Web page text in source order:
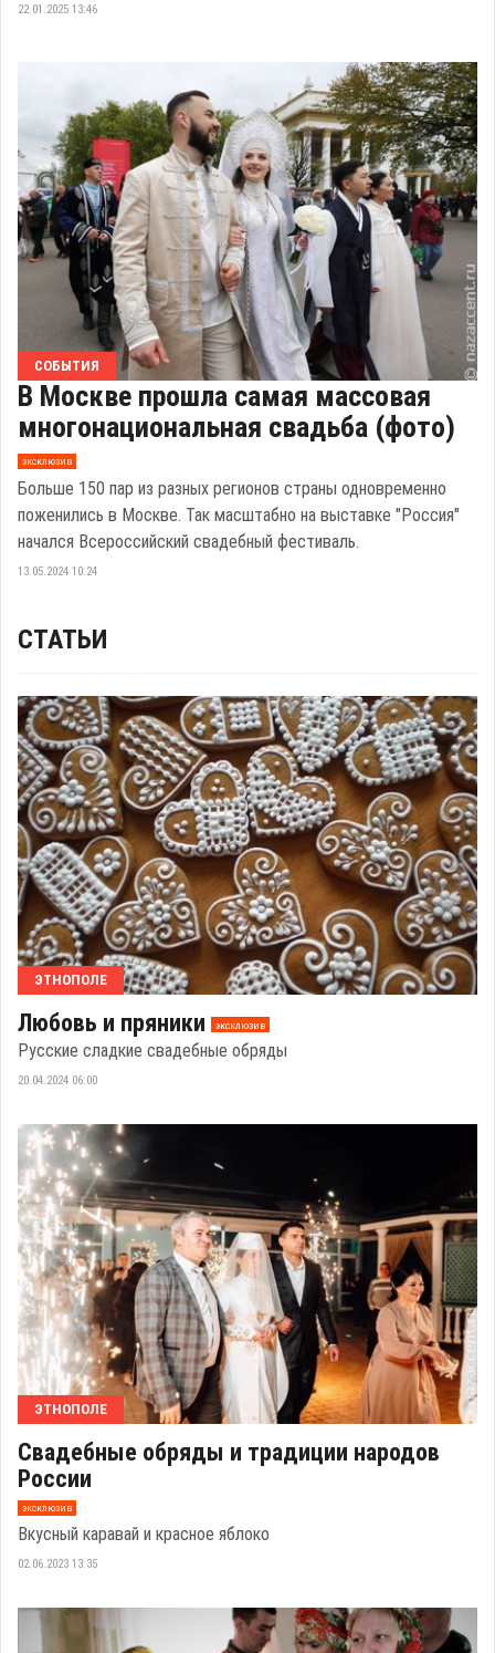
22.01.2025 13:46
СОБЫТИЯ
В Москве прошла самая массовая
многонациональная свадьба (фото)
эксклюзив
Больше 150 пар из разных регионов страны одновременно
поженились в Москве. Так масштабно на выставке "Россия"
начался Всероссийский свадебный фестиваль.
13.05.2024 10:24
СТАТЬИ
ЭТНОПОЛЕ
Любовь и пряники эксклюзив
Русские сладкие свадебные обряды
20.04.2024 06:00
ЭТНОПОЛЕ
Свадебные обряды и традиции народов
России
эксклюзив
Вкусный каравай и красное яблоко
02.06.2023 13:35